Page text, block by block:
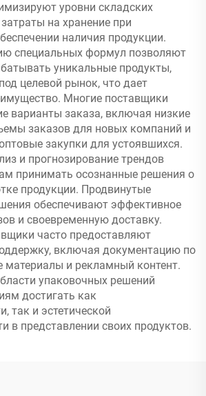
уровни складских
на хранение при
наличия продукции.
специальных формул позволяют
уникальные продукты,
целевой рынок, что дает
Многие поставщики
варианты заказа, включая низкие
заказов для новых компаний и
закупки для устоявшихся.
и прогнозирование трендов
принимать осознанные решения о
продукции. Продвинутые
обеспечивают эффективное
и своевременную доставку.
часто предоставляют
включая документацию по
материалы и рекламный контент.
упаковочных решений
достигать как
так и эстетической
в представлении своих продуктов.